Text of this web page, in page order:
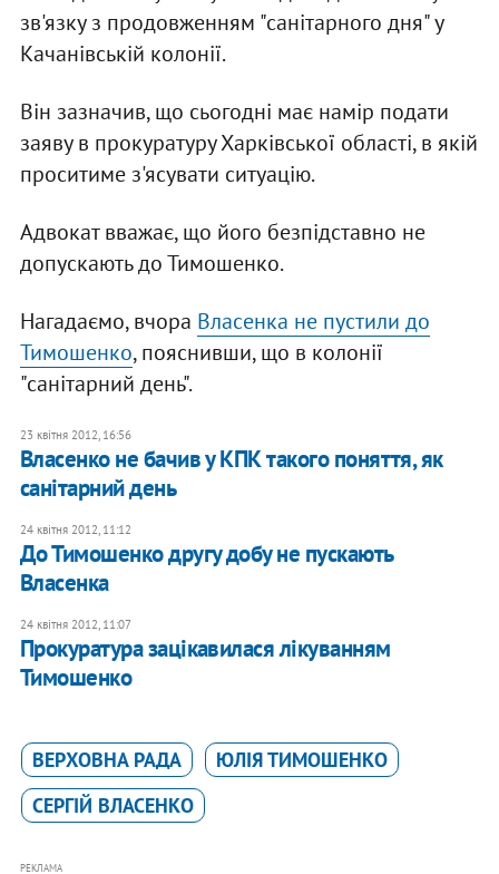
зв'язку з продовженням "санітарного дня" у
Качанівській колонії.
Він зазначив, що сьогодні має намір подати
заяву в прокуратуру Харківської області, в якій
проситиме з'ясувати ситуацію.
Адвокат вважає, що його безпідставно не
допускають до Тимошенко.
Нагадаємо, вчора Власенка не пустили до
Тимошенко, пояснивши, що в колонії
"санітарний день".
23 квітня 2012, 16:56
Власенко не бачив у КПК такого поняття, як
санітарний день
24 квітня 2012, 11:12
До Тимошенко другу добу не пускають
Власенка
24 квітня 2012, 11:07
Прокуратура зацікавилася лікуванням
Тимошенко
ВЕРХОВНА РАДА
ЮЛІЯ ТИМОШЕНКО
СЕРГІЙ ВЛАСЕНКО
РЕКЛАМА